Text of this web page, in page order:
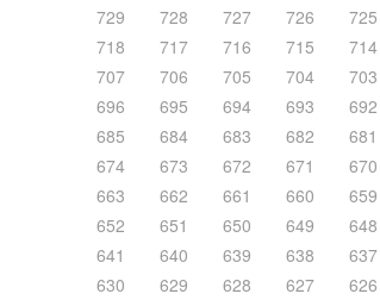
729
728 727 726 725
718
717 716 715 714
707
706 705 704 703
696
695 694 693 692
685
684 683 682 681
674
673 672 671 670
663
662 661 660 659
652
651 650 649 648
641
640 639 638 637
630
629 628 627 626